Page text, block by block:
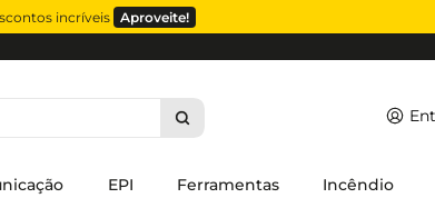
incríveis Aproveite!
EPI Ferramentas Incêndio